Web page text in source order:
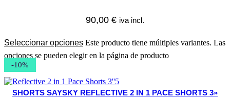
90,00 € iva incl.
Seleccionar opciones Este producto tiene múltiples variantes. Las
opciones se pueden elegir en la página de producto
-10%
SHORTS SAYSKY REFLECTIVE 2 IN 1 PACE SHORTS 3»